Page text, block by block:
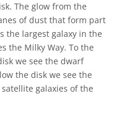
The glow from the
of dust that form part
the largest galaxy in the
the Milky Way. To the
we see the dwarf
the disk we see the
galaxies of the